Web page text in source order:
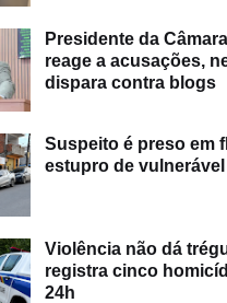
Presidente da
reage a acusações,
dispara contra blogs
Suspeito é preso em
estupro de
Violência não dá
registra cinco
24h